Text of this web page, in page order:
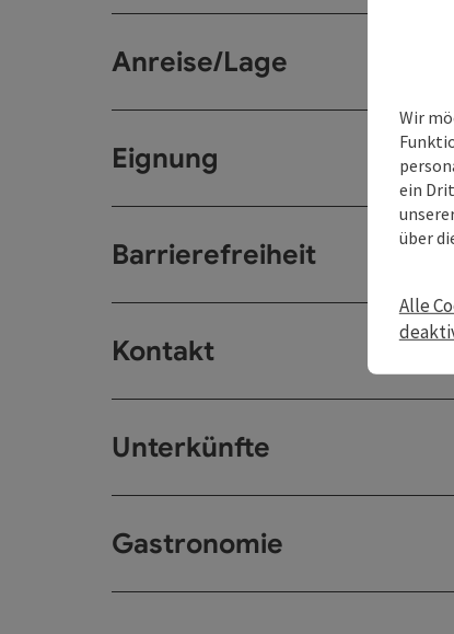
Anreise/Lage
Eignung
Barrierefreiheit
Kontakt
Unterkünfte
Gastronomie
Wir
ein
über
Alle